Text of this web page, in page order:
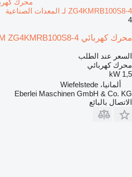
ZG4KMRB100S8-4 لـ المعدات الصناعية
4
محرك كهربائي VEM ZG4KMRB100S8-4 لـ المعدات الصناعية
السعر عند الطلب
محرك كهربائي
1,5 kW
ألمانيا، Wiefelstede
Eberlei Maschinen GmbH & Co. KG
الاتصال بالبائع